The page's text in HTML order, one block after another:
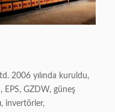
2006 yılında kuruldu,
EPS, GZDW, güneş
invertörler,